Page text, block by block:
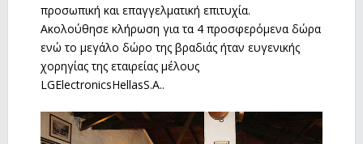
προσωπική και επαγγελματική επιτυχία.
Ακολούθησε κλήρωση για τα 4 προσφερόμενα δώρα
ενώ το μεγάλο δώρο της βραδιάς ήταν ευγενικής
χορηγίας της εταιρείας μέλους
LGElectronicsHellasS.A..